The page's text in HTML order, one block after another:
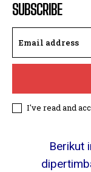
SUBSCRIBE
I've read and
Berikut